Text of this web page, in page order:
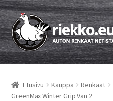
Siirry
navigointiin
Siirry
sisältöön
Etusivu
Vinkit & ohjeet
Etusivu Kauppa Renkaat
GreenMax Winter Grip Van 2